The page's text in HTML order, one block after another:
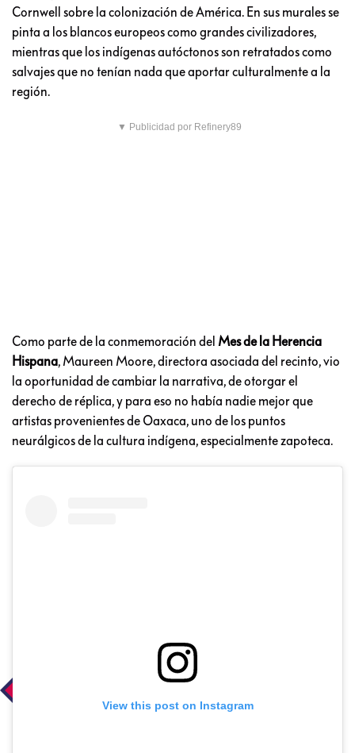
Cornwell sobre la colonización de América. En sus murales se
pinta a los blancos europeos como grandes civilizadores,
mientras que los indígenas autóctonos son retratados como
salvajes que no tenían nada que aportar culturalmente a la
región.
▼ Publicidad por Refinery89
Como parte de la conmemoración del Mes de la Herencia
Hispana, Maureen Moore, directora asociada del recinto, vio
la oportunidad de cambiar la narrativa, de otorgar el
derecho de réplica, y para eso no había nadie mejor que
artistas provenientes de Oaxaca, uno de los puntos
neurálgicos de la cultura indígena, especialmente zapoteca.
View this post on Instagram